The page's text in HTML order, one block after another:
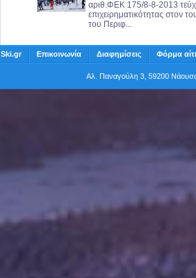
αριθ.ΦΕΚ 175/8-8-2013
επιχειρηματικότητας
του Περιφ...
Ski.gr Επικοινωνία Διαφημίσεις Φόρμα
Αλ. Παναγούλη 3, 59200